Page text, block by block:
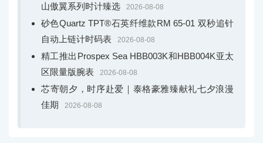
山傲翼系列时计臻选
2026-08-08
砂色Quartz TPT®石英纤维款RM 65-01 双秒追针
自动上链计时码表
2026-08-08
精工推出Prospex Sea HBB003K和HBB004K亚太
区限量版腕表
2026-08-08
芯寄朝夕，时序赴爱｜泰格豪雅臻献礼七夕浪漫
佳期
2026-08-08